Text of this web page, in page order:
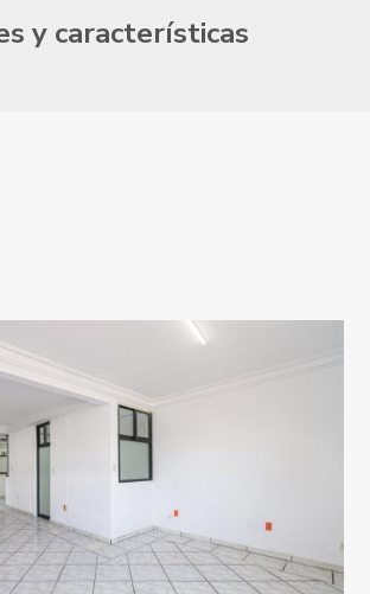
y características